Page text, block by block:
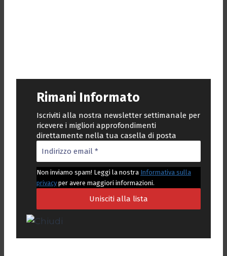
Rimani Informato
Iscriviti alla nostra newsletter settimanale per
ricevere i migliori approfondimenti
direttamente nella tua casella di posta
Non inviamo spam! Leggi la nostra Informativa sulla
privacy per avere maggiori informazioni.